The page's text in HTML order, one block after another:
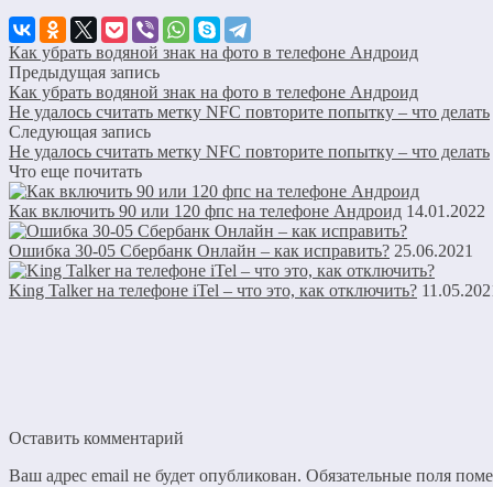
Как убрать водяной знак на фото в телефоне Андроид
Предыдущая запись
Как убрать водяной знак на фото в телефоне Андроид
Не удалось считать метку NFC повторите попытку – что делать
Следующая запись
Не удалось считать метку NFC повторите попытку – что делать
Что еще почитать
Как включить 90 или 120 фпс на телефоне Андроид 14.01.2022
Ошибка 30-05 Сбербанк Онлайн – как исправить? 25.06.2021
King Talker на телефоне iTel – что это, как отключить?
Оставить комментарий
Ваш адрес email не будет опубликован. Обязательные поля